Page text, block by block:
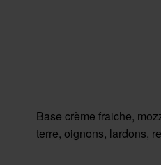
Base crème fraiche,
terre, oignons, lardons,